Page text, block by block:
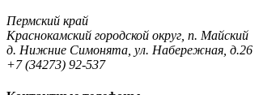
Пермский край
Краснокамский городской округ, п. Майский
д. Нижние Симонята, ул. Набережная, д.26
+7 (34273) 92-537